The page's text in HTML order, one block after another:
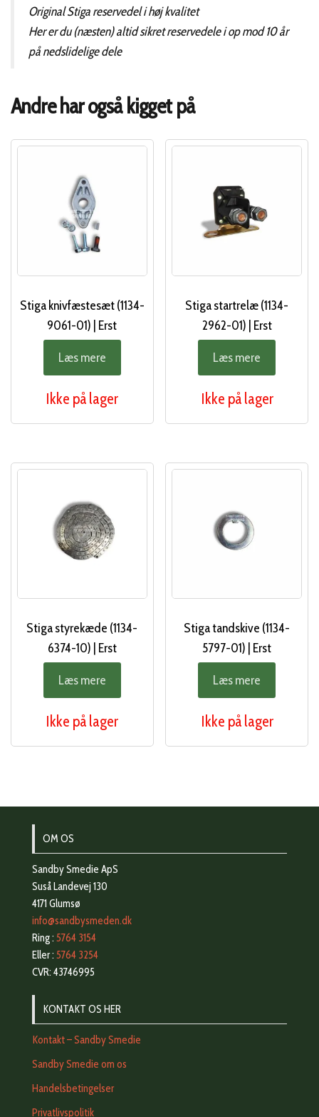
Original Stiga reservedel i høj kvalitet
Her er du (næsten) altid sikret reservedele i op mod 10 år
på nedslidelige dele
Andre har også kigget på
Stiga knivfæstesæt (1134-
9061-01) | Erst
Læs mere
Ikke på lager
Stiga startrelæ (1134-
2962-01) | Erst
Læs mere
Ikke på lager
Stiga styrekæde (1134-
6374-10) | Erst
Læs mere
Ikke på lager
Stiga tandskive (1134-
5797-01) | Erst
Læs mere
Ikke på lager
OM OS
Sandby Smedie ApS
Suså Landevej 130
4171 Glumsø
info@sandbysmeden.dk
Ring : 5764 3154
Eller : 5764 3254
CVR: 43746995
KONTAKT OS HER
Kontakt – Sandby Smedie
Sandby Smedie om os
Handelsbetingelser
Privatlivspolitik